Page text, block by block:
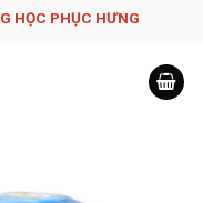
HỌC PHỤC H­ƯNG